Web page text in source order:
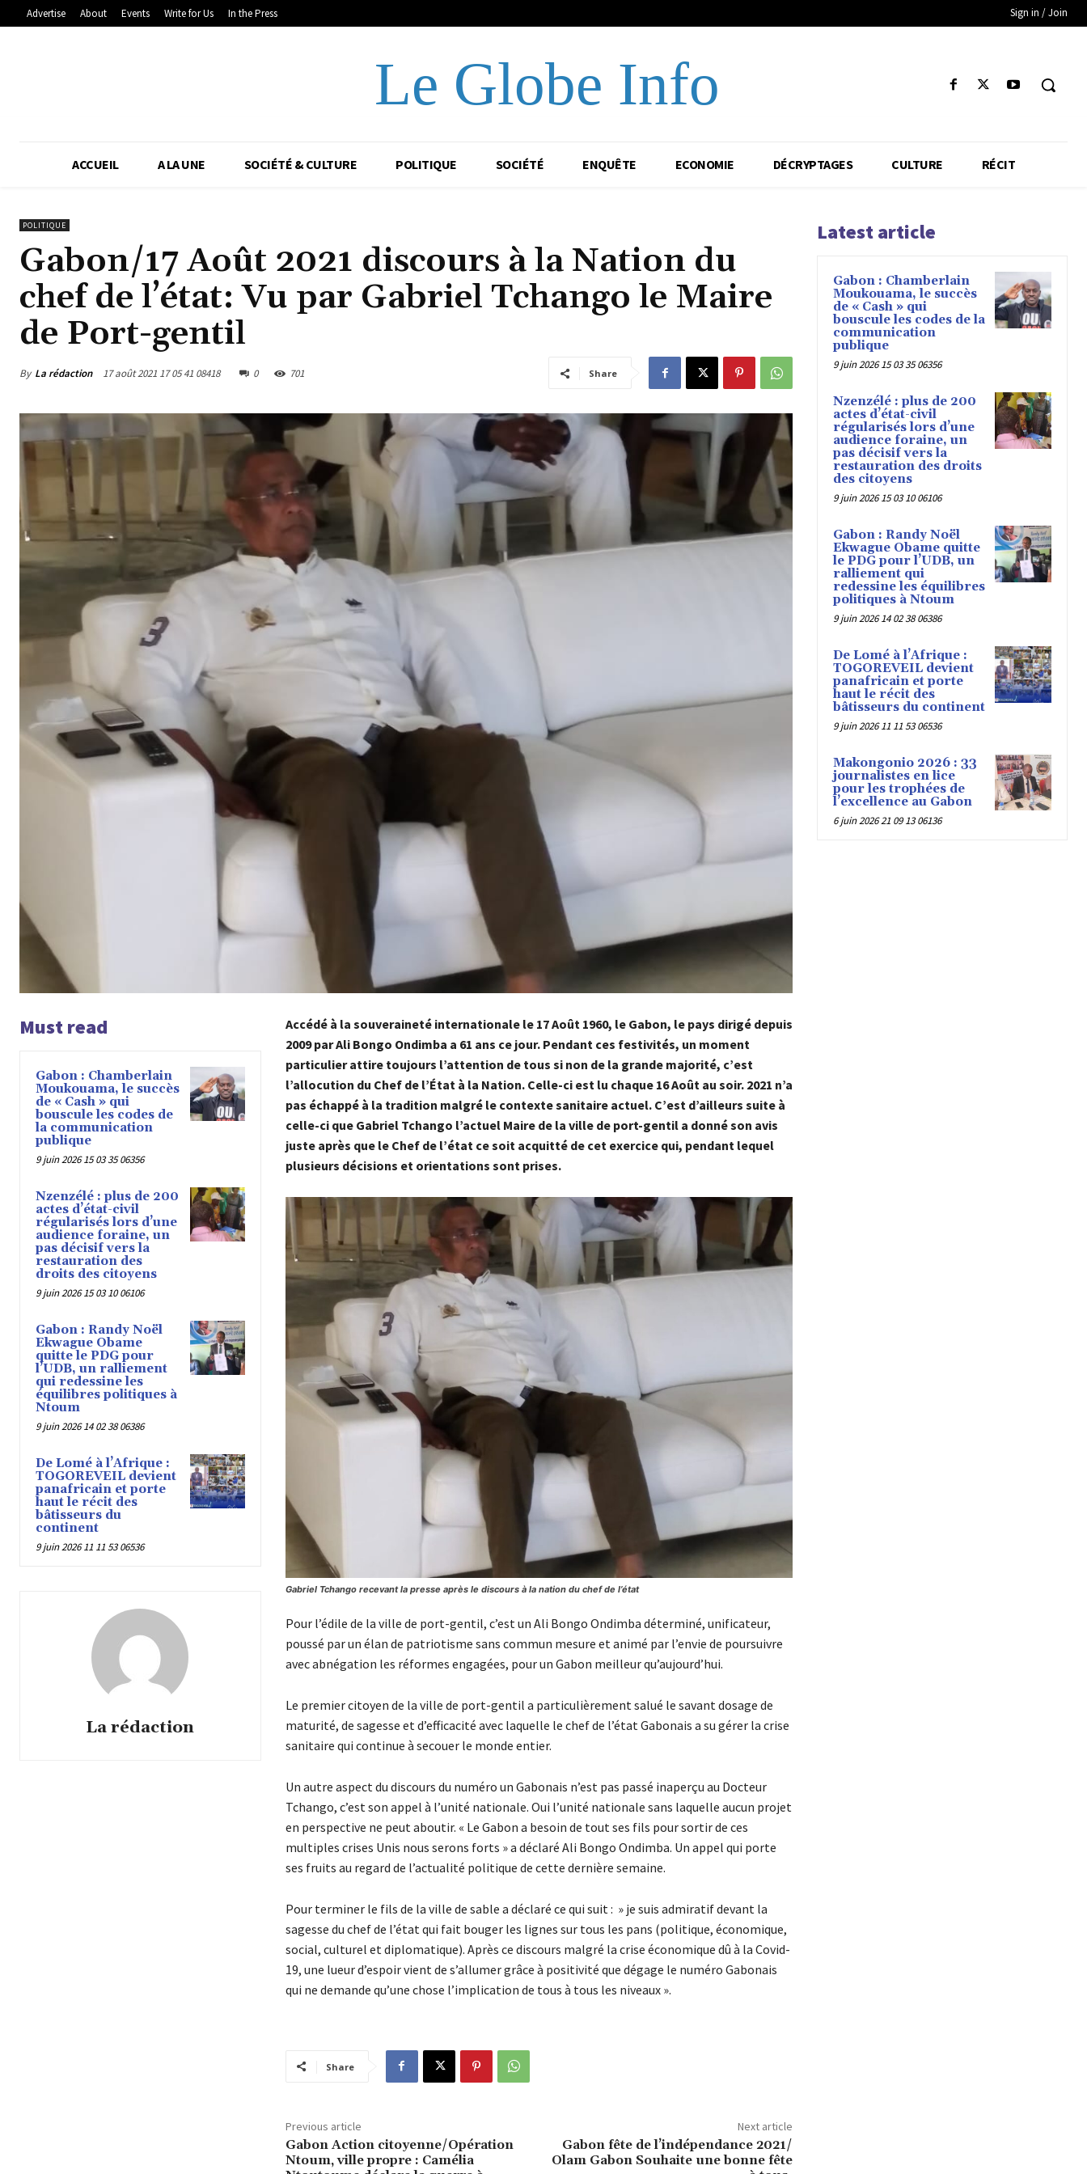
Advertise About Events Write for Us In the Press Sign in / Join
Le Globe Info
ACCUEIL A LA UNE SOCIÉTÉ & CULTURE POLITIQUE SOCIÉTÉ ENQUÊTE ECONOMIE DÉCRYPTAGES CULTURE RÉCIT
POLITIQUE
Gabon/17 Août 2021 discours à la Nation du
chef de l’état: Vu par Gabriel Tchango le Maire
de Port-gentil
By La rédaction 17 août 2021 17 05 41 08418 0 701 Share
Must read
Gabon : Chamberlain
Moukouama, le succès
de « Cash » qui
bouscule les codes de
la communication
publique
9 juin 2026 15 03 35 06356
Nzenzélé : plus de 200
actes d’état-civil
régularisés lors d’une
audience foraine, un
pas décisif vers la
restauration des
droits des citoyens
9 juin 2026 15 03 10 06106
Gabon : Randy Noël
Ekwague Obame
quitte le PDG pour
l’UDB, un ralliement
qui redessine les
équilibres politiques à
Ntoum
9 juin 2026 14 02 38 06386
De Lomé à l’Afrique :
TOGOREVEIL devient
panafricain et porte
haut le récit des
bâtisseurs du
continent
9 juin 2026 11 11 53 06536
La rédaction
Accédé à la souveraineté internationale le 17 Août 1960, le Gabon, le pays dirigé depuis
2009 par Ali Bongo Ondimba a 61 ans ce jour. Pendant ces festivités, un moment
particulier attire toujours l’attention de tous si non de la grande majorité, c’est
l’allocution du Chef de l’État à la Nation. Celle-ci est lu chaque 16 Août au soir. 2021 n’a
pas échappé à la tradition malgré le contexte sanitaire actuel. C’est d’ailleurs suite à
celle-ci que Gabriel Tchango l’actuel Maire de la ville de port-gentil a donné son avis
juste après que le Chef de l’état ce soit acquitté de cet exercice qui, pendant lequel
plusieurs décisions et orientations sont prises.
Gabriel Tchango recevant la presse après le discours à la nation du chef de l’état
Pour l’édile de la ville de port-gentil, c’est un Ali Bongo Ondimba déterminé, unificateur,
poussé par un élan de patriotisme sans commun mesure et animé par l’envie de poursuivre
avec abnégation les réformes engagées, pour un Gabon meilleur qu’aujourd’hui.
Le premier citoyen de la ville de port-gentil a particulièrement salué le savant dosage de
maturité, de sagesse et d’efficacité avec laquelle le chef de l’état Gabonais a su gérer la crise
sanitaire qui continue à secouer le monde entier.
Un autre aspect du discours du numéro un Gabonais n’est pas passé inaperçu au Docteur
Tchango, c’est son appel à l’unité nationale. Oui l’unité nationale sans laquelle aucun projet
en perspective ne peut aboutir. « Le Gabon a besoin de tout ses fils pour sortir de ces
multiples crises Unis nous serons forts » a déclaré Ali Bongo Ondimba. Un appel qui porte
ses fruits au regard de l’actualité politique de cette dernière semaine.
Pour terminer le fils de la ville de sable a déclaré ce qui suit : » je suis admiratif devant la
sagesse du chef de l’état qui fait bouger les lignes sur tous les pans (politique, économique,
social, culturel et diplomatique). Après ce discours malgré la crise économique dû à la Covid-
19, une lueur d’espoir vient de s’allumer grâce à positivité que dégage le numéro Gabonais
qui ne demande qu’une chose l’implication de tous à tous les niveaux ».
Share
Previous article
Gabon Action citoyenne/Opération
Ntoum, ville propre : Camélia
Next article
Gabon fête de l’indépendance 2021/
Olam Gabon Souhaite une bonne fête
Latest article
Gabon : Chamberlain
Moukouama, le succès
de « Cash » qui
bouscule les codes de la
communication
publique
9 juin 2026 15 03 35 06356
Nzenzélé : plus de 200
actes d’état-civil
régularisés lors d’une
audience foraine, un
pas décisif vers la
restauration des droits
des citoyens
9 juin 2026 15 03 10 06106
Gabon : Randy Noël
Ekwague Obame quitte
le PDG pour l’UDB, un
ralliement qui
redessine les équilibres
politiques à Ntoum
9 juin 2026 14 02 38 06386
De Lomé à l’Afrique :
TOGOREVEIL devient
panafricain et porte
haut le récit des
bâtisseurs du continent
9 juin 2026 11 11 53 06536
Makongonio 2026 : 33
journalistes en lice
pour les trophées de
l’excellence au Gabon
6 juin 2026 21 09 13 06136